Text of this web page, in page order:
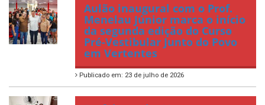
Aulão inaugural com o Prof.
Menelau Júnior marca o início
da segunda edição do Curso
Pré-Vestibular Junto do Povo
em Vertentes
Publicado em: 23 de julho de 2026